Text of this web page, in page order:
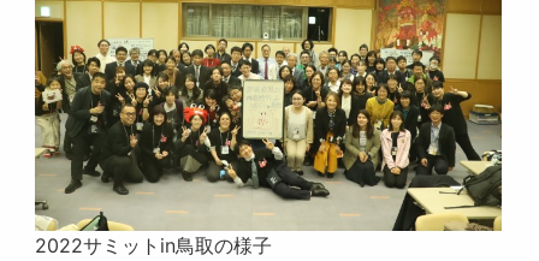
2022サミットin鳥取の様子